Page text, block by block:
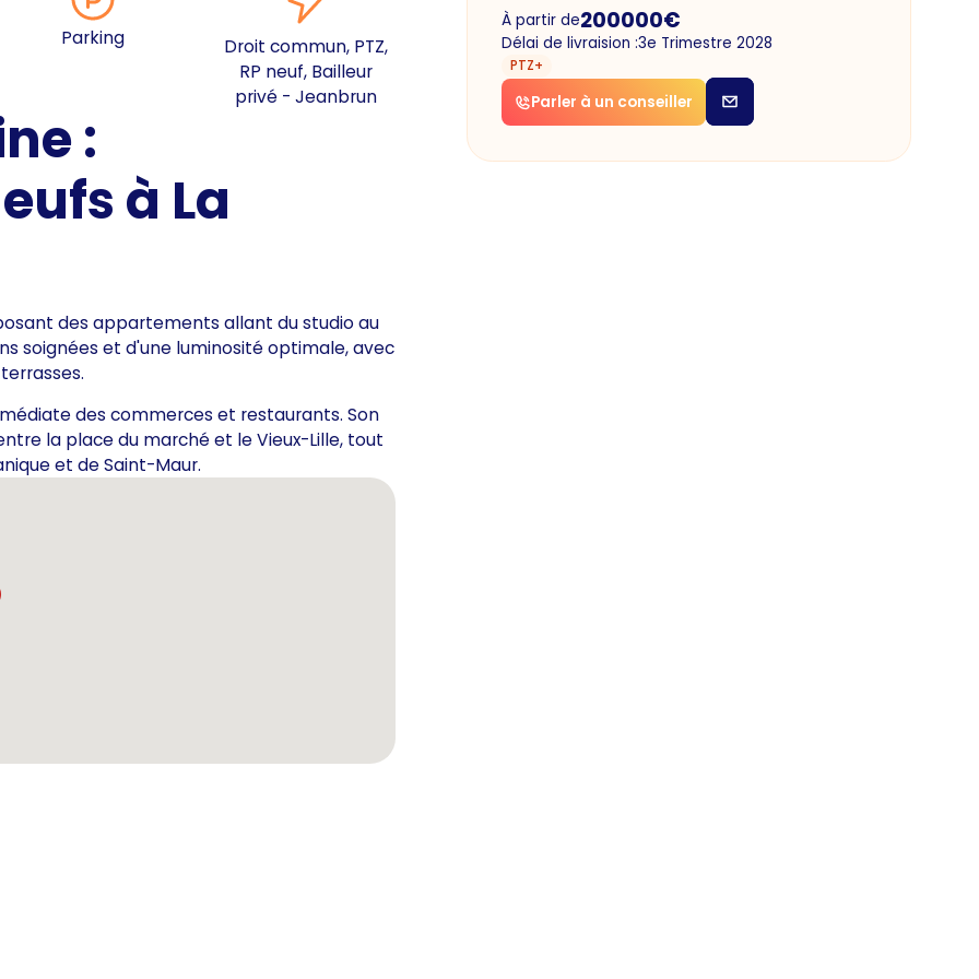
Parking
Droit commun, PTZ,
RP neuf, Bailleur
privé - Jeanbrun
:
à La
des appartements allant du studio au
soignées et d'une luminosité optimale, avec
des commerces et restaurants. Son
la place du marché et le Vieux-Lille, tout
et de Saint-Maur.
À partir de200000€
Délai de livraision :3e Trimestre 2028
PTZ+
Parler à un conseiller